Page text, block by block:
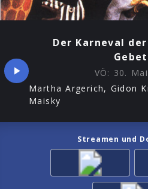
Der Karneval
VÖ: 30.
Martha Argerich, Gidon
Maisky
Streamen und